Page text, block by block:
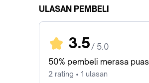
ULASAN PEMBELI
3.5 / 5.0
50% pembeli merasa puas
2 rating • 1 ulasan